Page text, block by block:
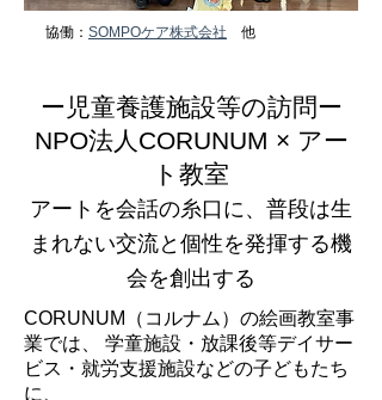
​協働： SOMPOケア株式会社 他
​ー児童養護施設等の訪問ー​
NPO法人CORUNUM × アー
ト教室
アートを会話の糸口に、普段は生
まれない交流と個性を発揮する機
会を創出する
CORUNUM（コルナム）の絵画教室事
業では、 学童施設・放課後等デイサー
ビス・就労支援施設などの子どもたち
に、